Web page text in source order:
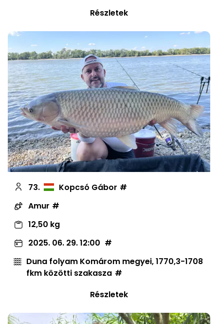
Részletek
73.
Kopcsó Gábor
Amur
12,50 kg
2025. 06. 29. 12:00
Duna folyam Komárom megyei, 1770,3-1708
fkm közötti szakasza
Részletek